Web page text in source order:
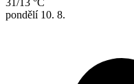
31/13 °C
pondělí 10. 8.